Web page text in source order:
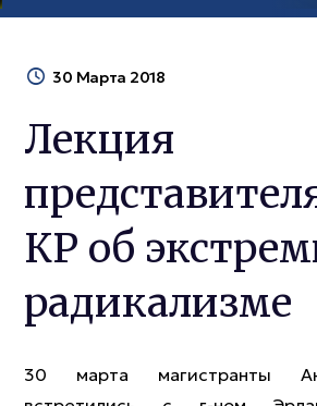
30 Марта 2018
Лекция
КР об
радикализме
30 марта магистранты